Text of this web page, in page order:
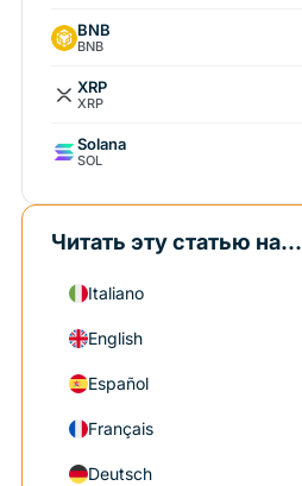
BNB
BNB
XRP
XRP
Solana
SOL
Читать эту статью на...
Italiano
English
Español
Français
Deutsch